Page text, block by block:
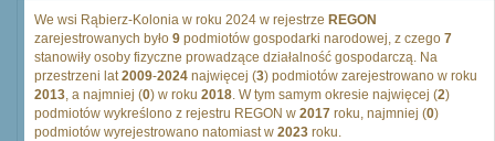
We wsi Rąbierz-Kolonia w roku 2024 w rejestrze REGON
zarejestrowanych było 9 podmiotów gospodarki narodowej, z czego 7
stanowiły osoby fizyczne prowadzące działalność gospodarczą. Na
przestrzeni lat2009-2024 najwięcej (3) podmiotów zarejestrowano w roku
2013, a najmniej (0) w roku 2018. W tym samym okresie najwięcej (2)
podmiotów wykreślono z rejestru REGON w 2017 roku, najmniej (0)
podmiotów wyrejestrowano natomiast w 2023 roku.